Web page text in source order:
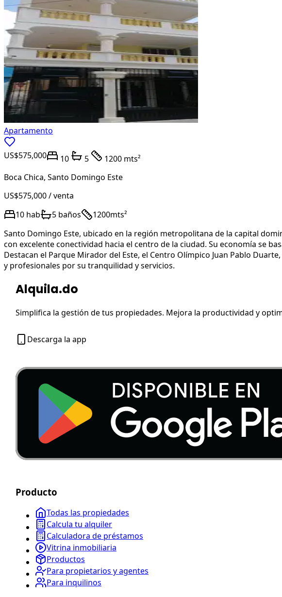
Apartamento
US$575,000 10 5
1200 mts²
Boca Chica, Santo Domingo Este
US$575,000/ venta
10 hab 5 baños 1200mts²
Santo Domingo Este, ubicado en la región metropolitana de la capital
con excelente conectividad hacia el centro de la ciudad. Su economía se
Destacan el Parque Mirador del Este, el Centro Olímpico Juan Pablo
y profesionales por su tranquilidad y servicios.
Alquila.do
Simplifica la gestión de tus propiedades. Mejora la productividad y
Descarga la app
Producto
Todas las propiedades
Calcula tu alquiler
Calculadora de préstamos
Vitrina inmobiliaria
Productos
Para propietarios y agentes
Para inquilinos